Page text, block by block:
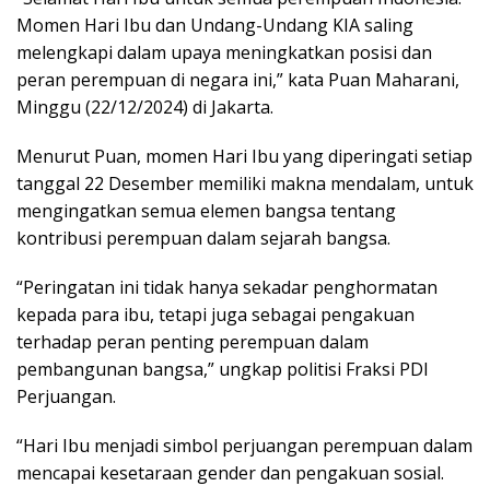
Momen Hari Ibu dan Undang-Undang KIA saling
melengkapi dalam upaya meningkatkan posisi dan
peran perempuan di negara ini,” kata Puan Maharani,
Minggu (22/12/2024) di Jakarta.
Menurut Puan, momen Hari Ibu yang diperingati setiap
tanggal 22 Desember memiliki makna mendalam, untuk
mengingatkan semua elemen bangsa tentang
kontribusi perempuan dalam sejarah bangsa.
“Peringatan ini tidak hanya sekadar penghormatan
kepada para ibu, tetapi juga sebagai pengakuan
terhadap peran penting perempuan dalam
pembangunan bangsa,” ungkap politisi Fraksi PDI
Perjuangan.
“Hari Ibu menjadi simbol perjuangan perempuan dalam
mencapai kesetaraan gender dan pengakuan sosial.